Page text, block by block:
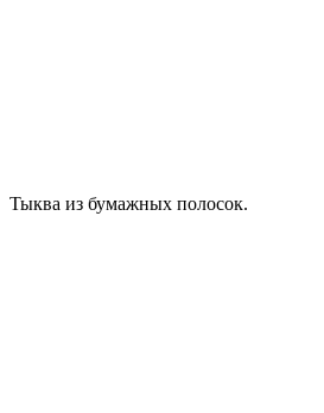
Тыква из бумажных полосок.